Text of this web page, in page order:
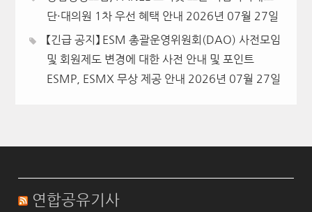
단·대의원 1차 우선 혜택 안내 2026년 07월 27일
【긴급 공지】 ESM 총괄운영위원회(DAO) 사전모임
및 회원제도 변경에 대한 사전 안내 및 포인트
ESMP, ESMX 무상 제공 안내 2026년 07월 27일
연합공유기사